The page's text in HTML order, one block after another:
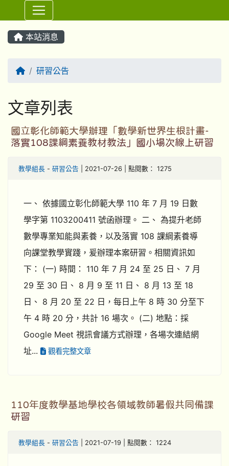
⏸
本站消息
回首頁研習公告
文章列表
國立彰化師範大學辦理「數學新世界生根計畫-
落實108課綱素養教材教法」國小場次線上研習
教學組長 - 研習公告 | 2021-07-26 | 點閱數： 1275
一、 依據國立彰化師範大學 110 年 7 月 19 日數
學字第 1103200411 號函辦理。 二、 為提升老師
數學專業知能與素養，以及落實 108 課綱素養導
向課堂教學實踐，爰辦理本案研習。相關資訊如
下： (一) 時間： 110 年 7 月 24 至 25 日、 7 月
29 至 30 日、 8 月 9 至 11 日、 8 月 13 至 18
日、 8 月 20 至 22 日，每日上午 8 時 30 分至下
午 4 時 20 分，共計 16 場次。 (二) 地點：採
Google Meet 視訊會議方式辦理，各場次連結網
址...
觀看完整文章
110年度教學基地學校各領域教師暑假共同備課
研習
教學組長 - 研習公告 | 2021-07-19 | 點閱數： 1224